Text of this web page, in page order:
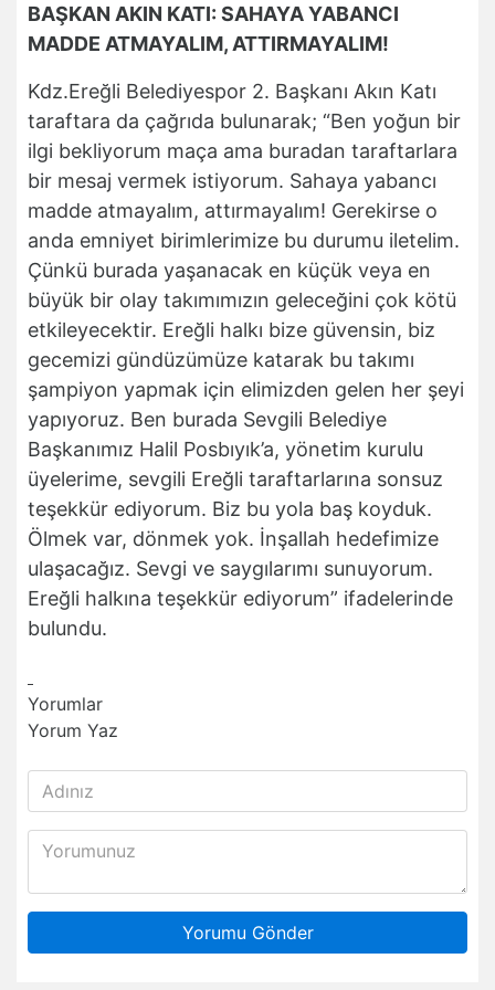
BAŞKAN AKIN KATI: SAHAYA YABANCI
MADDE ATMAYALIM, ATTIRMAYALIM!
Kdz.Ereğli Belediyespor 2. Başkanı Akın Katı
taraftara da çağrıda bulunarak; “Ben yoğun bir
ilgi bekliyorum maça ama buradan taraftarlara
bir mesaj vermek istiyorum. Sahaya yabancı
madde atmayalım, attırmayalım! Gerekirse o
anda emniyet birimlerimize bu durumu iletelim.
Çünkü burada yaşanacak en küçük veya en
büyük bir olay takımımızın geleceğini çok kötü
etkileyecektir. Ereğli halkı bize güvensin, biz
gecemizi gündüzümüze katarak bu takımı
şampiyon yapmak için elimizden gelen her şeyi
yapıyoruz. Ben burada Sevgili Belediye
Başkanımız Halil Posbıyık’a, yönetim kurulu
üyelerime, sevgili Ereğli taraftarlarına sonsuz
teşekkür ediyorum. Biz bu yola baş koyduk.
Ölmek var, dönmek yok. İnşallah hedefimize
ulaşacağız. Sevgi ve saygılarımı sunuyorum.
Ereğli halkına teşekkür ediyorum” ifadelerinde
bulundu.
Yorumlar
Yorum Yaz
Yorumu Gönder